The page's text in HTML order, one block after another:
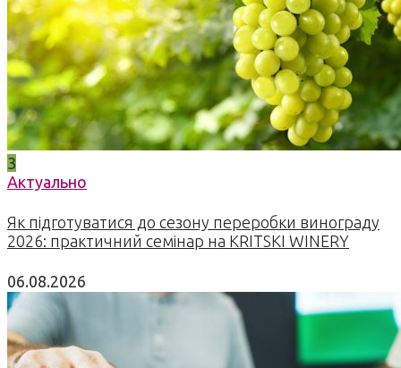
3
Актуально
Як підготуватися до сезону переробки винограду
2026: практичний семінар на KRITSKI WINERY
06.08.2026